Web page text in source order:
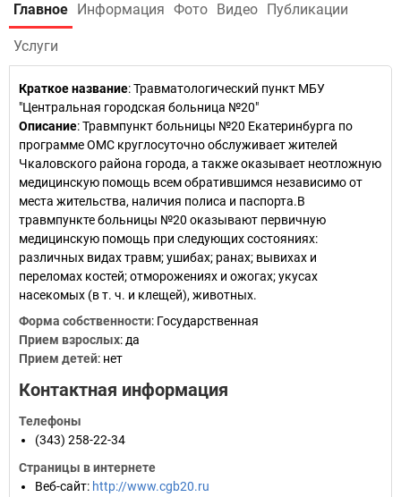
Главное Информация Фото Видео Публикации
Услуги
Краткое название:Травматологический пункт МБУ
"Центральная городская больница №20"
Описание: Травмпункт больницы №20 Екатеринбурга по
программе ОМС круглосуточно обслуживает жителей
Чкаловского района города, а также оказывает неотложную
медицинскую помощь всем обратившимся независимо от
места жительства, наличия полиса и паспорта.В
травмпункте больницы №20 оказывают первичную
медицинскую помощь при следующих состояниях:
различных видах травм; ушибах; ранах; вывихах и
переломах костей; отморожениях и ожогах; укусах
насекомых (в т. ч. и клещей), животных.
Форма собственности: Государственная
Прием взрослых: да
Прием детей: нет
Контактная информация
Телефоны
(343) 258-22-34
Страницы в интернете
Веб-сайт: http://www.cgb20.ru